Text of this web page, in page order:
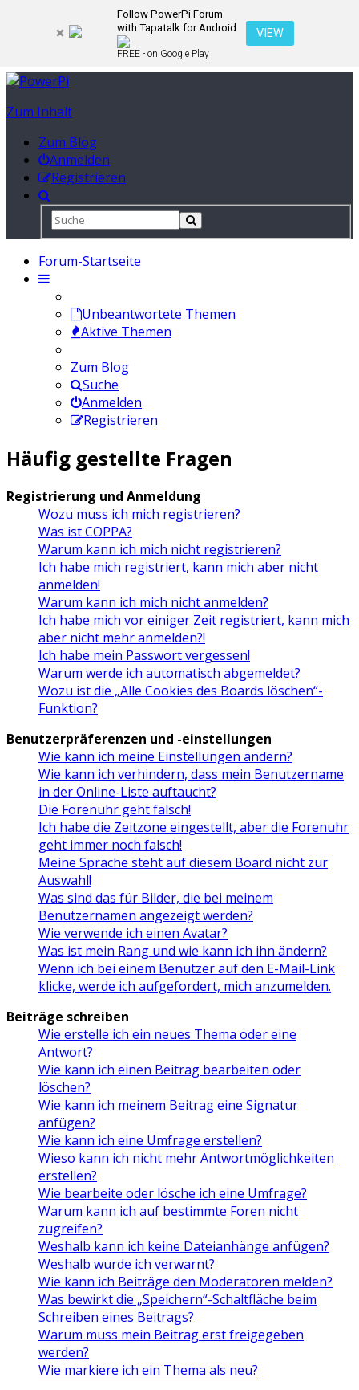
Follow PowerPi Forum
with Tapatalk for Android
FREE - on Google Play
VIEW
Zum Inhalt
Zum Blog
Anmelden
Registrieren
Forum-Startseite
Unbeantwortete Themen
Aktive Themen
Zum Blog
Suche
Anmelden
Registrieren
Häufig gestellte Fragen
Registrierung und Anmeldung
Wozu muss ich mich registrieren?
Was ist COPPA?
Warum kann ich mich nicht registrieren?
Ich habe mich registriert, kann mich aber nicht
anmelden!
Warum kann ich mich nicht anmelden?
Ich habe mich vor einiger Zeit registriert, kann mich
aber nicht mehr anmelden?!
Ich habe mein Passwort vergessen!
Warum werde ich automatisch abgemeldet?
Wozu ist die „Alle Cookies des Boards löschen“-
Funktion?
Benutzerpräferenzen und -einstellungen
Wie kann ich meine Einstellungen ändern?
Wie kann ich verhindern, dass mein Benutzername
in der Online-Liste auftaucht?
Die Forenuhr geht falsch!
Ich habe die Zeitzone eingestellt, aber die Forenuhr
geht immer noch falsch!
Meine Sprache steht auf diesem Board nicht zur
Auswahl!
Was sind das für Bilder, die bei meinem
Benutzernamen angezeigt werden?
Wie verwende ich einen Avatar?
Was ist mein Rang und wie kann ich ihn ändern?
Wenn ich bei einem Benutzer auf den E-Mail-Link
klicke, werde ich aufgefordert, mich anzumelden.
Beiträge schreiben
Wie erstelle ich ein neues Thema oder eine
Antwort?
Wie kann ich einen Beitrag bearbeiten oder
löschen?
Wie kann ich meinem Beitrag eine Signatur
anfügen?
Wie kann ich eine Umfrage erstellen?
Wieso kann ich nicht mehr Antwortmöglichkeiten
erstellen?
Wie bearbeite oder lösche ich eine Umfrage?
Warum kann ich auf bestimmte Foren nicht
zugreifen?
Weshalb kann ich keine Dateianhänge anfügen?
Weshalb wurde ich verwarnt?
Wie kann ich Beiträge den Moderatoren melden?
Was bewirkt die „Speichern“-Schaltfläche beim
Schreiben eines Beitrags?
Warum muss mein Beitrag erst freigegeben
werden?
Wie markiere ich ein Thema als neu?